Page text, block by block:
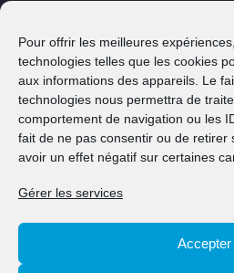
Pour offrir les meilleures
technologies telles que les cookies
aux informations des appareils. Le
technologies nous permettra de
comportement de navigation ou les
fait de ne pas consentir ou de retirer
avoir un effet négatif sur certaines
Gérer les services
Accepter
SMS2Citizen
Mes démarches
Ma commune
Klima Agence
Contact